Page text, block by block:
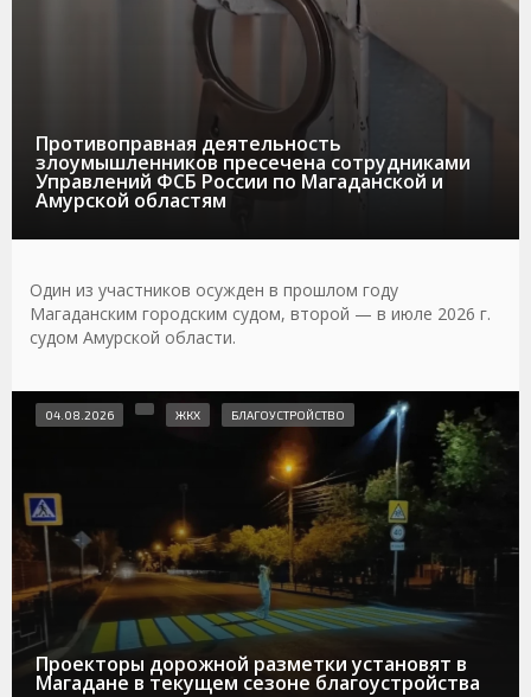
Противоправная деятельность
злоумышленников пресечена сотрудниками
Управлений ФСБ России по Магаданской и
Амурской областям
Один из участников осужден в прошлом году
Магаданским городским судом, второй — в июле 2026 г.
судом Амурской области.
Проекторы дорожной разметки установят в
Магадане в текущем сезоне благоустройства
04.08.2026 ЖКХ БЛАГОУСТРОЙСТВО